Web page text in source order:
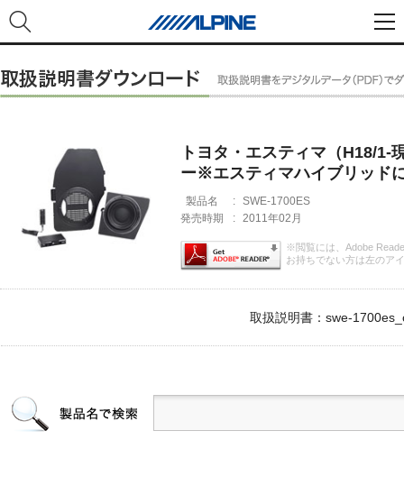
トヨタ・エスティマ（H18/1-
ー※エスティマハイブリッド
製品名 : SWE-1700ES
発売時期
: 2011年02月
※閲覧には、Adobe
お持ちでない方は左のア
取扱説明書：swe-